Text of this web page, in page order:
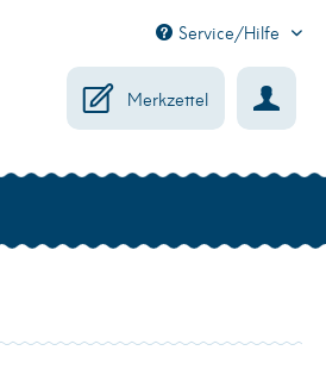
Service/Hilfe
Merkzettel